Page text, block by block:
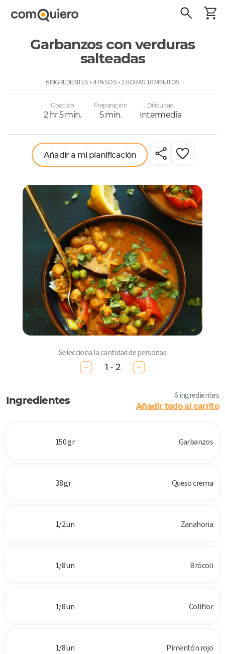
Garbanzos con verduras
salteadas
6 INGREDIENTES • 4 PASOS • 2 HORAS 10 MINUTOS
Cocción
2 hr 5 min.
Preparación
5 min.
Dificultad
Intermedia
Añadir a mi planificación
Selecciona la cantidad de personas
1 - 2
Ingredientes 6 ingredientes
Añadir todo al carrito
150 gr Garbanzos
38 gr Queso crema
1/2 un Zanahoria
1/8 un Brócoli
1/8 un Coliflor
1/8 un Pimentón rojo